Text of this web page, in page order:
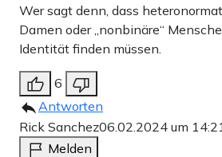
Wer sagt denn, dass
Damen oder „nonbinäre“
Identität finden müssen.
6
Antworten
Rick Sanchez06.02.2024 um
Melden